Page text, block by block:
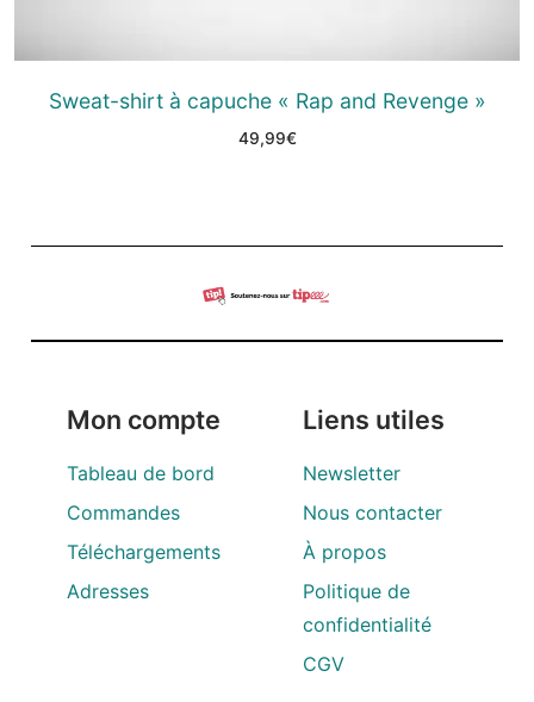
Sweat-shirt à capuche « Rap and Revenge »
49,99€
Mon compte
Tableau de bord
Commandes
Téléchargements
Adresses
Liens utiles
Newsletter
Nous contacter
À propos
Politique de
confidentialité
CGV